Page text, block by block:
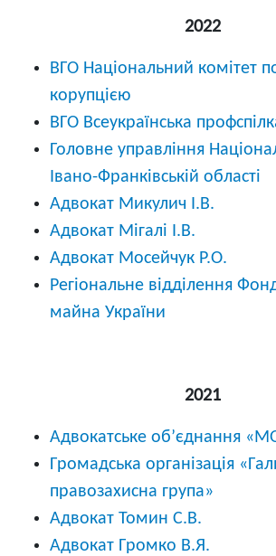
2022
ВГО Національний комітет
корупцією
ВГО Всеукраїнська
Головне управління
Івано-Франківській області
Адвокат Микулич І.В.
Адвокат Мігалі І.В.
Адвокат Мосейчук Р.О.
Регіональне відділення
майна України
2021
Адвокатське об’єднання
Громадська організація
правозахисна група»
Адвокат Томин С.В.
Адвокат Громко В.Я.